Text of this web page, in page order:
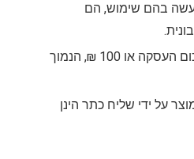
בהם שימוש, הם
ייגבו דמי ביטול של 5% מסכום העסקה או 100 ₪, הנמוך
על ידי שליח כתר הינן